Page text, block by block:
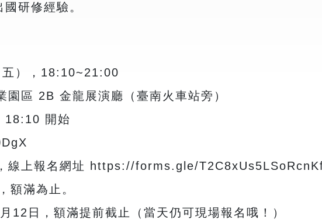
研修經驗。
五），18:10~21:00
區 2B 金龍展演廳（臺南火車站旁）
18:10 開始
線上報名網址 https://forms.gle/
額滿為止。
12日，額滿提前截止（當天仍可現場報名哦！）